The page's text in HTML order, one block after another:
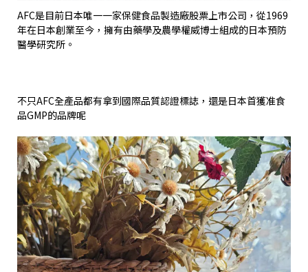
AFC是目前日本唯一一家保健食品製造廠股票上市公司，從1969
年在日本創業至今，擁有由藥學及農學權威博士組成的日本預防
醫學研究所。
不只AFC全產品都有拿到國際品質認證標誌，還是日本首獲准食
品GMP的品牌呢